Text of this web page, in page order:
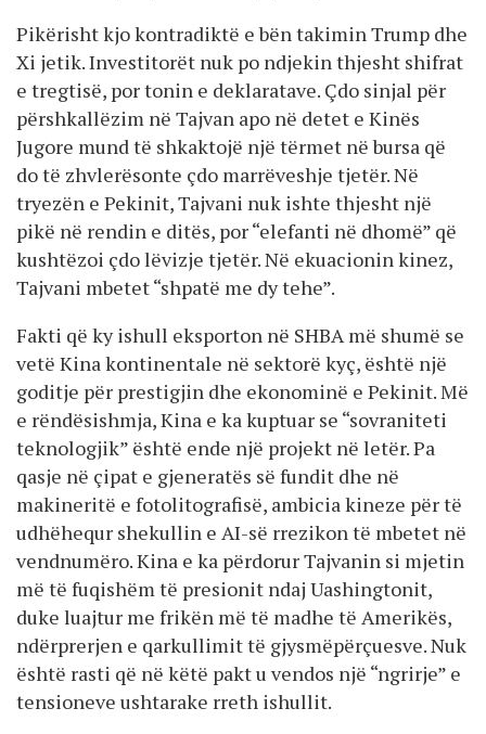
Pikërisht kjo kontradiktë e bën takimin Trump dhe
Xi jetik. Investitorët nuk po ndjekin thjesht shifrat
e tregtisë, por tonin e deklaratave. Çdo sinjal për
përshkallëzim në Tajvan apo në detet e Kinës
Jugore mund të shkaktojë një tërmet në bursa që
do të zhvlerësonte çdo marrëveshje tjetër. Në
tryezën e Pekinit, Tajvani nuk ishte thjesht një
pikë në rendin e ditës, por “elefanti në dhomë” që
kushtëzoi çdo lëvizje tjetër. Në ekuacionin kinez,
Tajvani mbetet “shpatë me dy tehe”.
Fakti që ky ishull eksporton në SHBA më shumë se
vetë Kina kontinentale në sektorë kyç, është një
goditje për prestigjin dhe ekonominë e Pekinit. Më
e rëndësishmja, Kina e ka kuptuar se “sovraniteti
teknologjik” është ende një projekt në letër. Pa
qasje në çipat e gjeneratës së fundit dhe në
makineritë e fotolitografisë, ambicia kineze për të
udhëhequr shekullin e AI-së rrezikon të mbetet në
vendnumëro. Kina e ka përdorur Tajvanin si mjetin
më të fuqishëm të presionit ndaj Uashingtonit,
duke luajtur me frikën më të madhe të Amerikës,
ndërprerjen e qarkullimit të gjysmëpërçuesve. Nuk
është rasti që në këtë pakt u vendos një “ngrirje” e
tensioneve ushtarake rreth ishullit.